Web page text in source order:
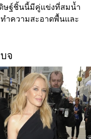
ษฐ์ชิ้นนี้มีคู่แข่งที่สมน้ำ
ำความสะอาดพื้นและ
จ